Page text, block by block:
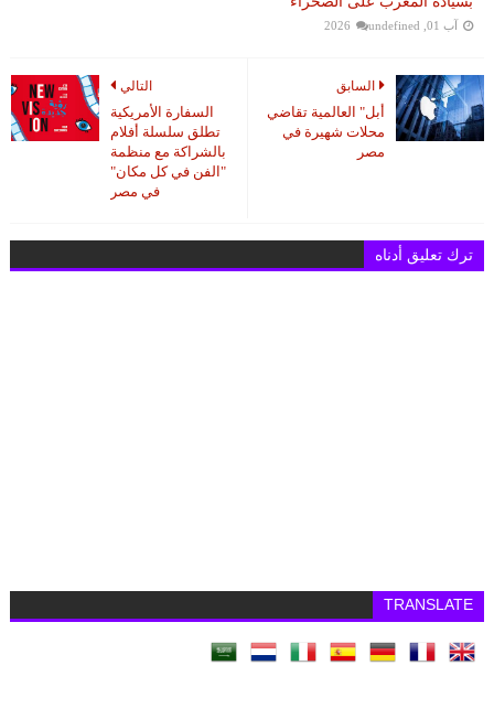
آب 01, 2026 undefined
التالي
السفارة الأمريكية
تطلق سلسلة أفلام
بالشراكة مع منظمة
"الفن في كل مكان"
في مصر
السابق
أبل" العالمية تقاضي
محلات شهيرة في
مصر
ترك تعليق أدناه
TRANSLATE